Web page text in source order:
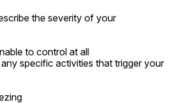
the severity of your
to control at all
specific activities that trigger your